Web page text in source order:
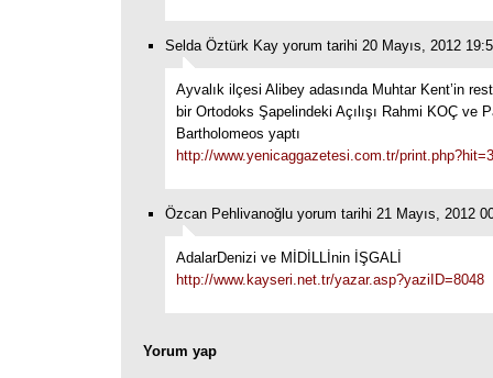
Selda Öztürk Kay yorum tarihi 20 Mayıs, 2012
Ayvalık ilçesi Alibey adasında Muhtar Kent’in
bir Ortodoks Şapelindeki Açılışı Rahmi KOÇ ve
Bartholomeos yaptı
http://www.yenicaggazetesi.com.tr/
Özcan Pehlivanoğlu yorum tarihi 21 Mayıs, 2012
AdalarDenizi ve MİDİLLİnin İŞGALİ
http://www.kayseri.net.tr/yazar.asp?yaziID=8048
Yorum yap